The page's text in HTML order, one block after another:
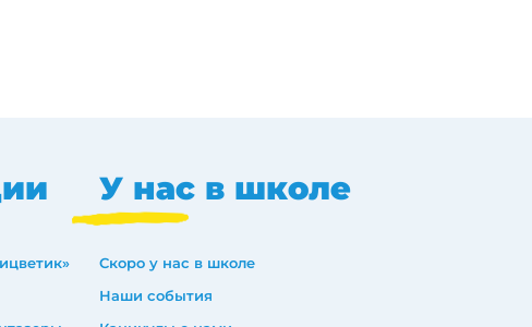
У нас в школе
Скоро у нас в школе
Наши события